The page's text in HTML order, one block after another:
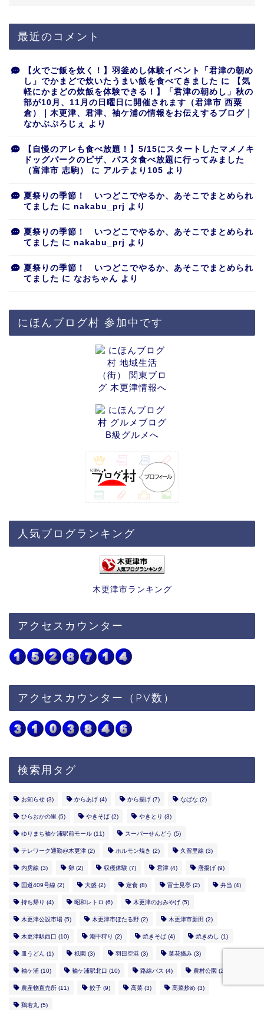
最近のコメント
【火でご飯を炊く！】羽釜めし体験イベント「君津の朝め
し」でかまどで炊いたうまい飯を食べてきました に
【気
軽にかまどの炊飯を体験できる！】「君津の朝めし」秋の
部が10月、11月の日曜日に開催されます（君津市 西粟
倉）｜木更津、君津、袖ケ浦の情報をお伝えするブログ｜
なかぶぷろじぇ
より
【自慢のアレも食べ放題！】5/15にスタートしたマメノキ
ドッグパークのピザ、パスタ食べ放題に行ってみました
（富津市 志駒）
に アルテより105 より
夏祭りの季節！ いつどこでやるか、あそこでまとめられ
てました に nakabu_prj より
夏祭りの季節！ いつどこでやるか、あそこでまとめられ
てました に nakabu_prj より
夏祭りの季節！ いつどこでやるか、あそこでまとめられ
てました に なおちゃん より
にほんブログ村 参加中です
人気ブログランキング
木更津市ランキング
アクセスカウンター
アクセスカウンター（PV数）
検索用タグ
お知らせ (3) からあげ (4) から揚げ (7) なばな (2)
ひらおかの里 (5) やきそば (2) やきとり (3)
ゆりまち袖ケ浦駅前モール (11) スーパーせんどう (5)
テレワーク通勤@木更津 (2) ホルモン焼き (2) 久留里線 (3)
内房線 (3) 卵 (2) 収穫体験 (7) 君津 (4) 唐揚げ (9)
国道409号線 (2) 大盛 (2) 定食 (8) 富士見亭 (2) 弁当 (4)
持ち帰り (4) 昭和レトロ (6) 木更津のおみやげ (5)
木更津公設市場 (5) 木更津市ほたる野 (2) 木更津市新田 (2)
木更津駅西口 (10) 潮干狩り (2) 焼きそば (4) 焼きめし (1)
皿うどん (1) 祇園 (3) 羽田空港 (3) 菜花摘み (3)
袖ケ浦 (10) 袖ケ浦駅北口 (10) 路線バス (4) 農村公園 (2)
農産物直売所 (11) 餃子 (9) 高菜 (3) 高菜炒め (3)
鶏若丸 (5)